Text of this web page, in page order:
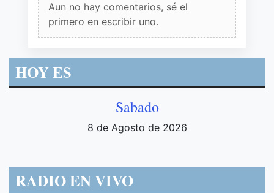
Aun no hay comentarios, sé el
primero en escribir uno.
HOY ES
Sabado
8 de Agosto de 2026
RADIO EN VIVO